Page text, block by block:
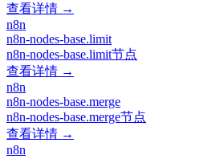
查看详情 →
n8n
n8n-nodes-base.limit
n8n-nodes-base.limit节点
查看详情 →
n8n
n8n-nodes-base.merge
n8n-nodes-base.merge节点
查看详情 →
n8n